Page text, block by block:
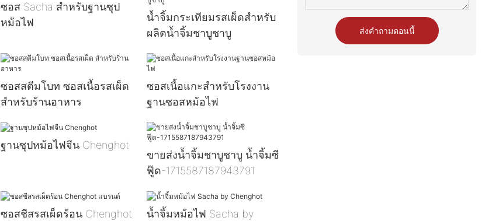
ซอส Sacha สำหรับฐานซุป
หม้อไฟ
น้ำจิ้มกระเทียมรสเผ็ดสำหรับ
ผลิตน้ำจิ้มชาบูชาบู
ซอสสตีมโบท ซอสเนื้อรสเผ็ด
สำหรับร้านอาหาร
ซอสเนื้อแกะสำหรับโรงงาน
ฐานซอสหม้อไฟ
ฐานซุปหม้อไฟจีน Chenghot
ขายส่งน้ำจิ้มชาบูชาบู น้ำจิ้มซี
ฟู๊ด-1715587187943791
ซอสชีสรสเผ็ดร้อน Chenghot
น้ำจิ้มหม้อไฟ Sacha by
ส่งคำถามตอนนี้